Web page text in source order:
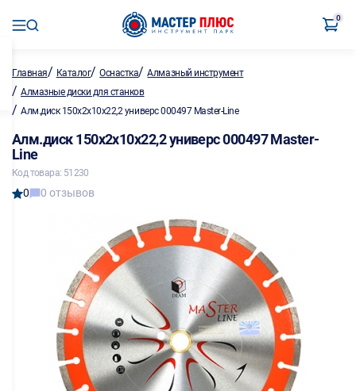
0
Главная/ Каталог/Оснастка/Алмазный инструмент
/ Алмазные диски для станков
/ Алм.диск 150х2х10х22,2 универс 000497 Master-Line
Алм.диск 150х2х10х22,2 универс 000497 Master-
Line
Код товара: 51230
0 0 отзывов